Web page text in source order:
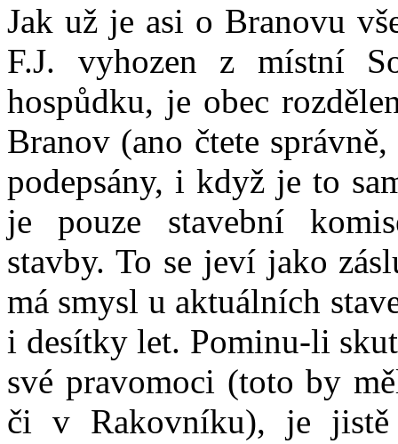
Jak už je asi o Branovu
F.J. vyhozen z místní
hospůdku, je obec
Branov (ano čtete
podepsány, i když je to
je pouze stavební
stavby. To se jeví jako
má smysl u aktuálních
i desítky let. Pominu-li
své pravomoci (toto by
či v Rakovníku), je